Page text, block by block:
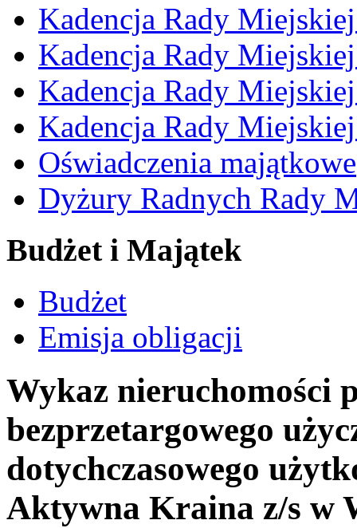
Kadencja Rady
Kadencja Rady
Kadencja Rady
Kadencja Rady
Oświadczenia majątkowe
Dyżury Radnych Rady
Budżet i Majątek
Budżet
Emisja obligacji
Wykaz nieruchomości
bezprzetargowego
dotychczasowego
Aktywna Kraina z/s w